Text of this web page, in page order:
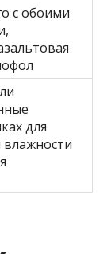
с обоими
для
влажности